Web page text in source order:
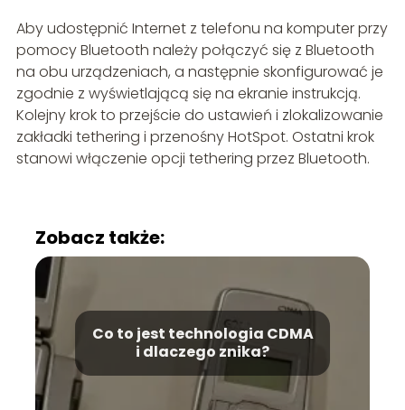
Aby udostępnić Internet z telefonu na komputer przy
pomocy Bluetooth należy połączyć się z Bluetooth
na obu urządzeniach, a następnie skonfigurować je
zgodnie z wyświetlającą się na ekranie instrukcją.
Kolejny krok to przejście do ustawień i zlokalizowanie
zakładki tethering i przenośny HotSpot. Ostatni krok
stanowi włączenie opcji tethering przez Bluetooth.
Zobacz także:
Co to jest technologia CDMA
i dlaczego znika?